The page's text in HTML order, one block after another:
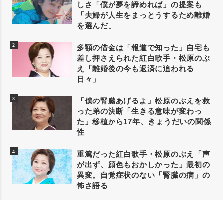
しさ「僕が夢を諦めれば」の提案も
「夫婦が人生をまっとうするため離婚
を選んだ」
多額の借金は「報道で知った」自宅も
差し押さえられた紅白歌手・松原のぶ
え「離婚後の今も返済に追われる
日々」
「僕の腎臓あげるよ」松原のぶえを救
った弟の決断「生きる意味が変わっ
た」移植から17年、きょうだいの関係
性
重篤だった紅白歌手・松原のぶえ「声
が出ず、顔色もおかしかった」最初の
異変。自覚症状のない「腎臓の病」の
怖さ語る